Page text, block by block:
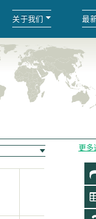
关于我们 最
更多